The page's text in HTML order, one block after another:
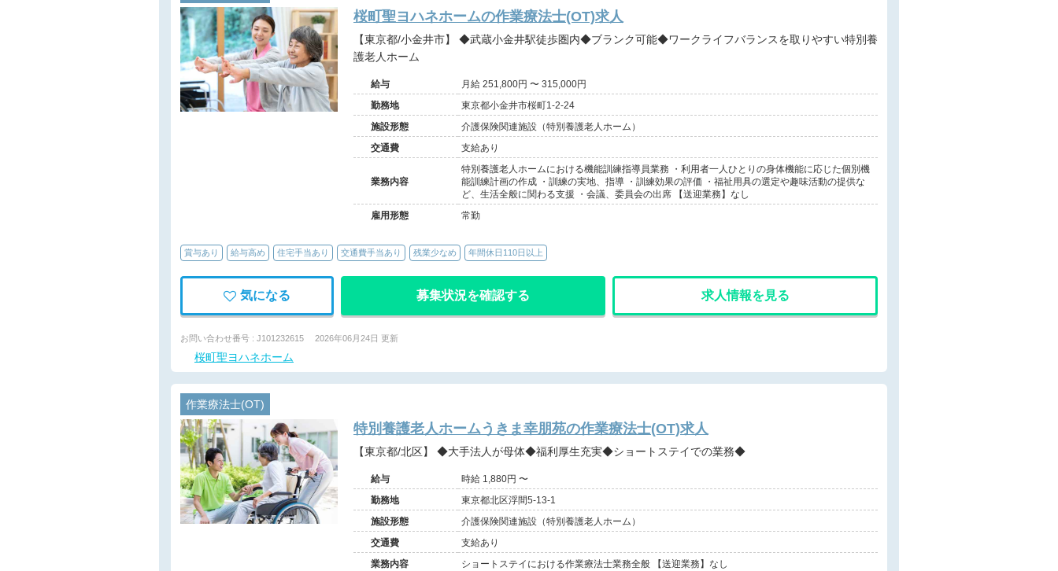
桜町聖ヨハネホームの作業療法士(OT)求人
【東京都/小金井市】 ◆武蔵小金井駅徒歩圏内◆ブランク可能◆ワークライフバランスを取りやすい特別養
護老人ホーム
給与
月給 251,800円 〜 315,000円
勤務地
東京都小金井市桜町1-2-24
施設形態
介護保険関連施設（特別養護老人ホーム）
交通費
支給あり
業務内容
特別養護老人ホームにおける機能訓練指導員業務 ・利用者一人ひとりの身体機能に応じた個別機
能訓練計画の作成 ・訓練の実地、指導 ・訓練効果の評価 ・福祉用具の選定や趣味活動の提供な
ど、生活全般に関わる支援 ・会議、委員会の出席 【送迎業務】なし
雇用形態
常勤
賞与あり 給与高め 住宅手当あり 交通費手当あり 残業少なめ 年間休日110日以上
気になる 募集状況を確認する 求人情報を見る
お問い合わせ番号 : J101232615 2026年06月24日 更新
桜町聖ヨハネホーム
作業療法士(OT)
特別養護老人ホームうきま幸朋苑の作業療法士(OT)求人
【東京都/北区】 ◆大手法人が母体◆福利厚生充実◆ショートステイでの業務◆
給与
時給 1,880円 〜
勤務地
東京都北区浮間5-13-1
施設形態
介護保険関連施設（特別養護老人ホーム）
交通費
支給あり
業務内容
ショートステイにおける作業療法士業務全般 【送迎業務】なし